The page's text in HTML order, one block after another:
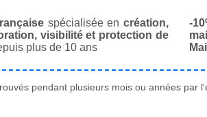
spécialisée en création,
visibilité et protection de
plus de 10 ans
-
pendant plusieurs mois ou années par